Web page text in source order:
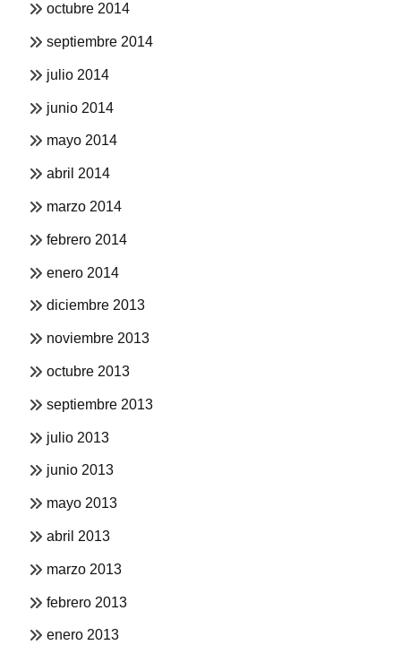
octubre 2014
septiembre 2014
julio 2014
junio 2014
mayo 2014
abril 2014
marzo 2014
febrero 2014
enero 2014
diciembre 2013
noviembre 2013
octubre 2013
septiembre 2013
julio 2013
junio 2013
mayo 2013
abril 2013
marzo 2013
febrero 2013
enero 2013